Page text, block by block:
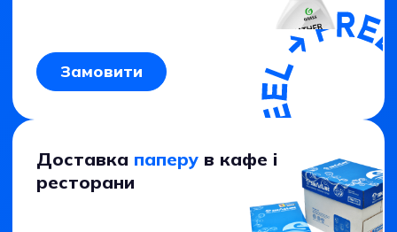
Замовити
Доставка паперу в кафе і
ресторани